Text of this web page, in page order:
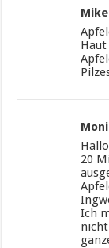
Mike
20
Ich